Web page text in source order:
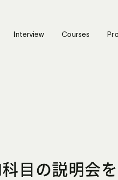
Interview Courses
目の説明会